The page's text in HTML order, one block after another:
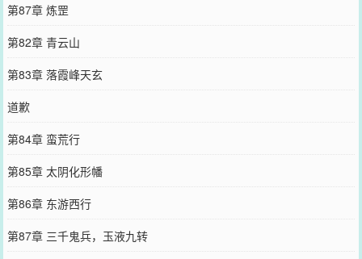
第87章 炼罡
第82章 青云山
第83章 落霞峰天玄
道歉
第84章 蛮荒行
第85章 太阴化形幡
第86章 东游西行
第87章 三千鬼兵，玉液九转